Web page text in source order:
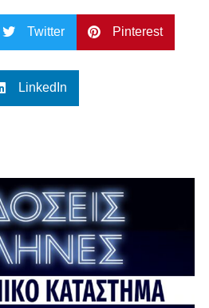
Twitter Pinterest
LinkedIn